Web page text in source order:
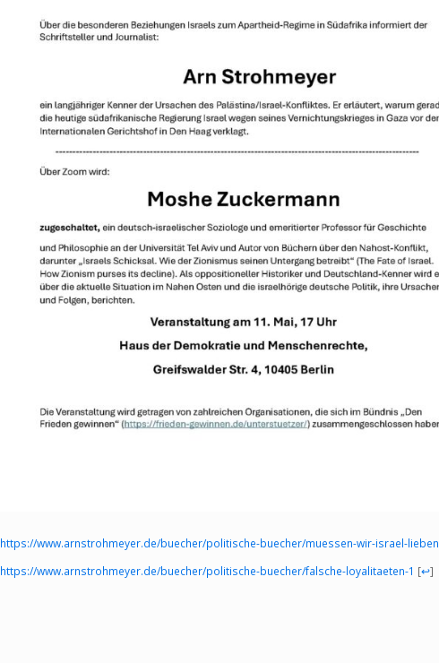
https://www.arnstrohmeyer.de/buecher/politische-buecher/muessen-wir-israel-lieben
https://www.arnstrohmeyer.de/buecher/politische-buecher/falsche-loyalitaeten-1 [↩]